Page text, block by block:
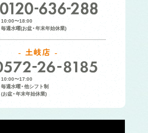
10:00〜18:00
毎週水曜(お盆・年末年始休業)
土岐店
10:00〜17:00
毎週水曜・他シフト制
(お盆・年末年始休業)